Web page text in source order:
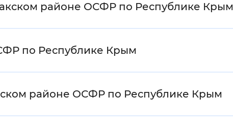
районе ОСФР по Республике Крым
по Республике Крым
районе ОСФР по Республике Крым